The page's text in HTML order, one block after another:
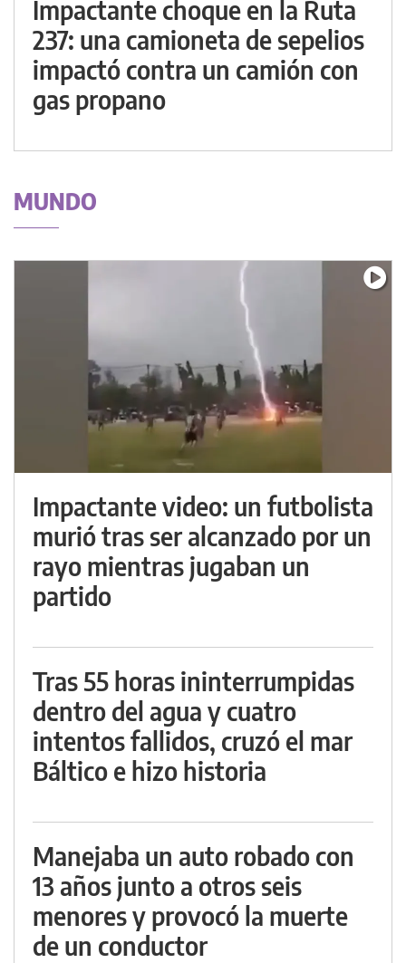
Impactante choque en la Ruta
237: una camioneta de sepelios
impactó contra un camión con
gas propano
MUNDO
Impactante video: un futbolista
murió tras ser alcanzado por un
rayo mientras jugaban un
partido
Tras 55 horas ininterrumpidas
dentro del agua y cuatro
intentos fallidos, cruzó el mar
Báltico e hizo historia
Manejaba un auto robado con
13 años junto a otros seis
menores y provocó la muerte
de un conductor